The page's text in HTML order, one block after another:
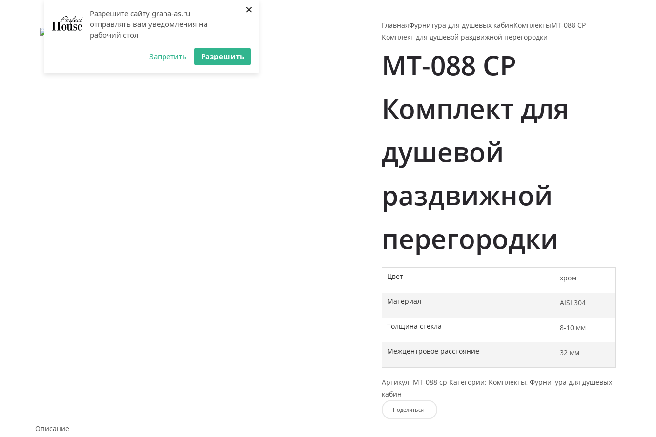
Разрешите сайту grana-as.ru
отправлять вам уведомления на
рабочий стол
Запретить Разрешить
×
ГлавнаяФурнитура для душевых кабинКомплектыMT-088 CP
Комплект для душевой раздвижной перегородки
MT-088 CP
Комплект для
душевой
раздвижной
перегородки
Цвет хром
Материал AISI 304
Толщина стекла 8-10 мм
Межцентровое расстояние 32 мм
Артикул: MT-088 cp Категории: Комплекты, Фурнитура для душевых
кабин
Поделиться
Описание